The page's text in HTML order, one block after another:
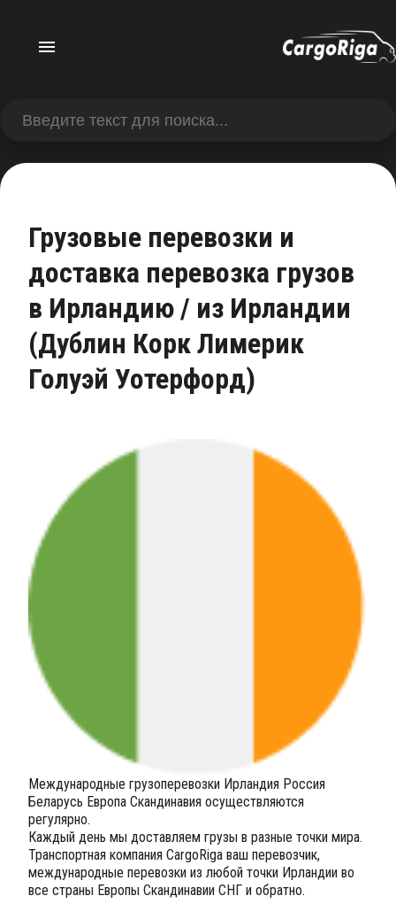
Грузовые перевозки и
доставка перевозка грузов
в Ирландию / из Ирландии
(Дублин Корк Лимерик
Голуэй Уотерфорд)
Международные грузоперевозки Ирландия Россия
Беларусь Европа Скандинавия осуществляются
регулярно.
Каждый день мы доставляем грузы в разные точки мира.
Транспортная компания CargoRiga ваш перевозчик,
международные перевозки из любой точки Ирландии во
все страны Европы Скандинавии СНГ и обратно.